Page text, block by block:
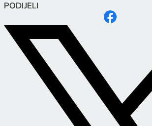
PODIJELI